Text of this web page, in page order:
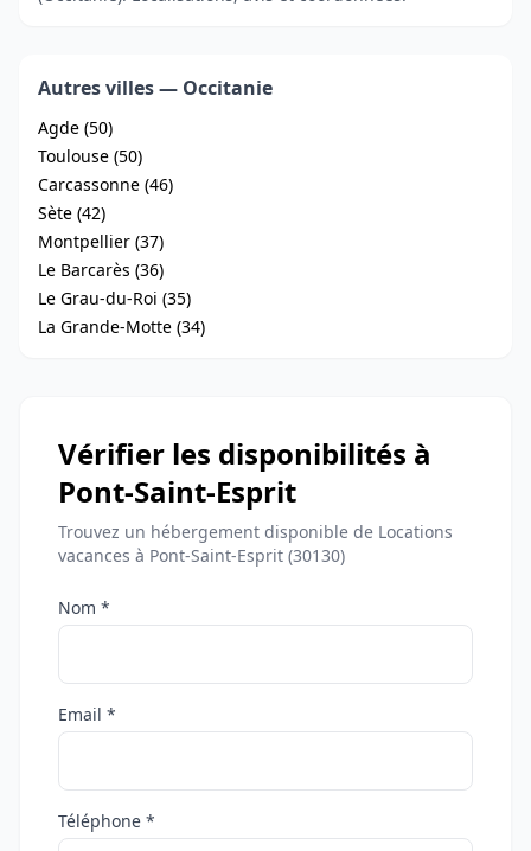
Autres villes — Occitanie
Agde (50)
Toulouse (50)
Carcassonne (46)
Sète (42)
Montpellier (37)
Le Barcarès (36)
Le Grau-du-Roi (35)
La Grande-Motte (34)
Vérifier les disponibilités à
Pont-Saint-Esprit
Trouvez un hébergement disponible de Locations
vacances à Pont-Saint-Esprit (30130)
Nom *
Email *
Téléphone *